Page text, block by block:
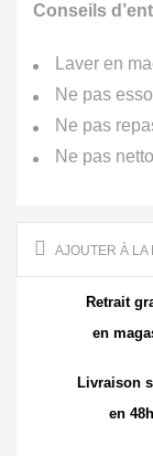
Conseils
Laver en
Ne pas
Ne pas
Ne pas
AJOUTER À LA
Retrait
en
Livraison
en 48h